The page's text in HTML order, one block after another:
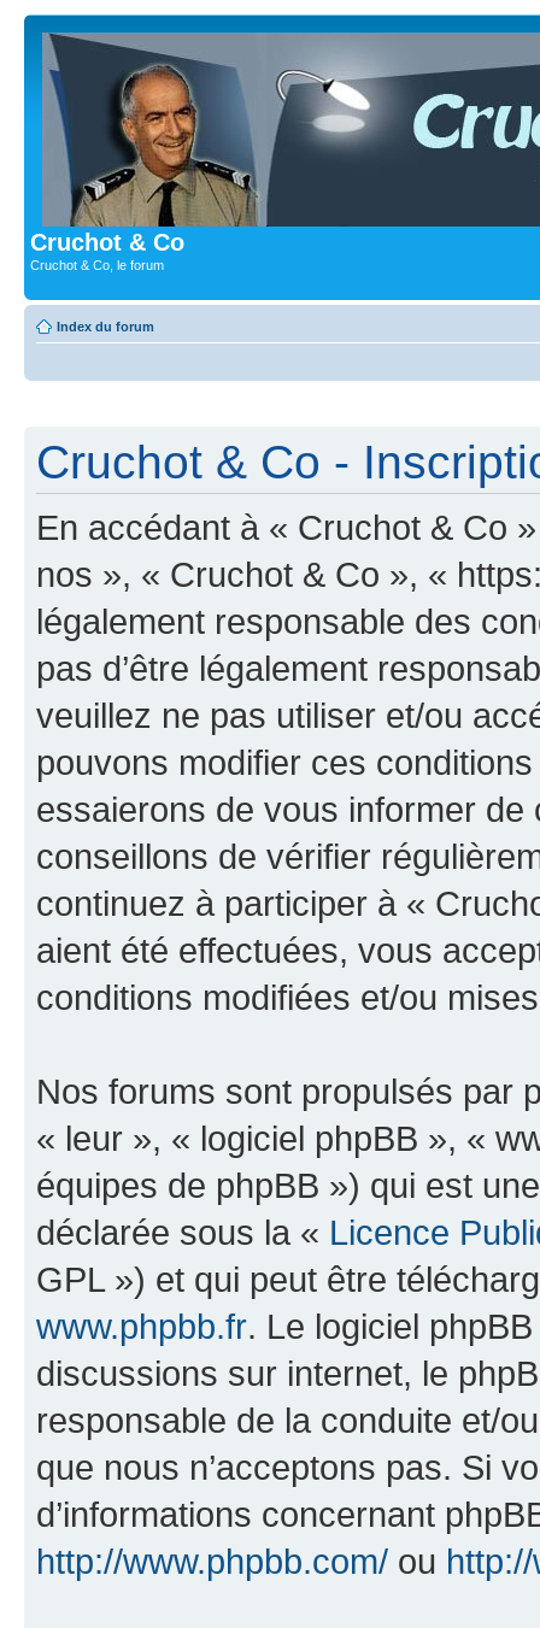
Cruchot & Co
Cruchot & Co, le forum
Index du forum
Cruchot & Co -
En accédant à « Cruchot & Co
nos », « Cruchot & Co », «
légalement responsable des
pas d’être légalement
veuillez ne pas utiliser et/ou
pouvons modifier ces
essaierons de vous informer
conseillons de vérifier
continuez à participer à «
aient été effectuées, vous
conditions modifiées et/ou
Nos forums sont propulsés par
« leur », « logiciel phpBB », «
équipes de phpBB ») qui est
déclarée sous la « Licence
GPL ») et qui peut être
www.phpbb.fr. Le logiciel
discussions sur internet, le
responsable de la conduite et/
que nous n’acceptons pas. Si
d’informations concernant
http://www.phpbb.com/ ou